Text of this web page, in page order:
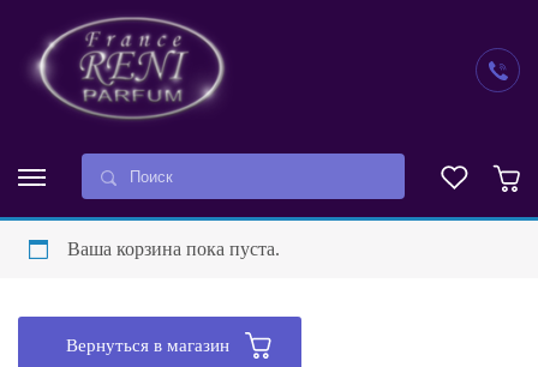
Ваша корзина пока пуста.
Вернуться в магазин